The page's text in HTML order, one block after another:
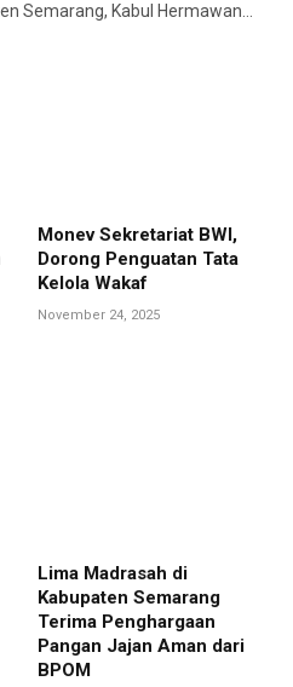
Semarang, Kabul Hermawan…
Monev Sekretariat BWI,
Dorong Penguatan Tata
Kelola Wakaf
November 24, 2025
Lima Madrasah di
Kabupaten Semarang
Terima Penghargaan
Pangan Jajan Aman dari
BPOM